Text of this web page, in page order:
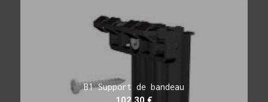
B1 Support de bandeau